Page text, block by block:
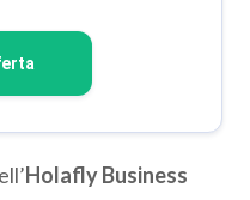
Holafly Business